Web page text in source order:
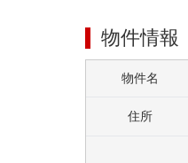
物件情報
物件名
住所